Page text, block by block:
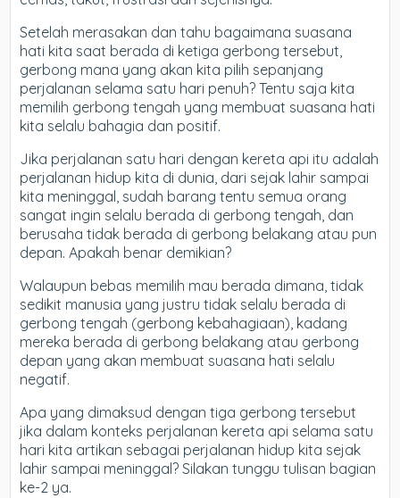
Setelah merasakan dan tahu bagaimana suasana
hati kita saat berada di ketiga gerbong tersebut,
gerbong mana yang akan kita pilih sepanjang
perjalanan selama satu hari penuh? Tentu saja kita
memilih gerbong tengah yang membuat suasana hati
kita selalu bahagia dan positif.
Jika perjalanan satu hari dengan kereta api itu adalah
perjalanan hidup kita di dunia, dari sejak lahir sampai
kita meninggal, sudah barang tentu semua orang
sangat ingin selalu berada di gerbong tengah, dan
berusaha tidak berada di gerbong belakang atau pun
depan. Apakah benar demikian?
Walaupun bebas memilih mau berada dimana, tidak
sedikit manusia yang justru tidak selalu berada di
gerbong tengah (gerbong kebahagiaan), kadang
mereka berada di gerbong belakang atau gerbong
depan yang akan membuat suasana hati selalu
negatif.
Apa yang dimaksud dengan tiga gerbong tersebut
jika dalam konteks perjalanan kereta api selama satu
hari kita artikan sebagai perjalanan hidup kita sejak
lahir sampai meninggal? Silakan tunggu tulisan bagian
ke-2 ya.